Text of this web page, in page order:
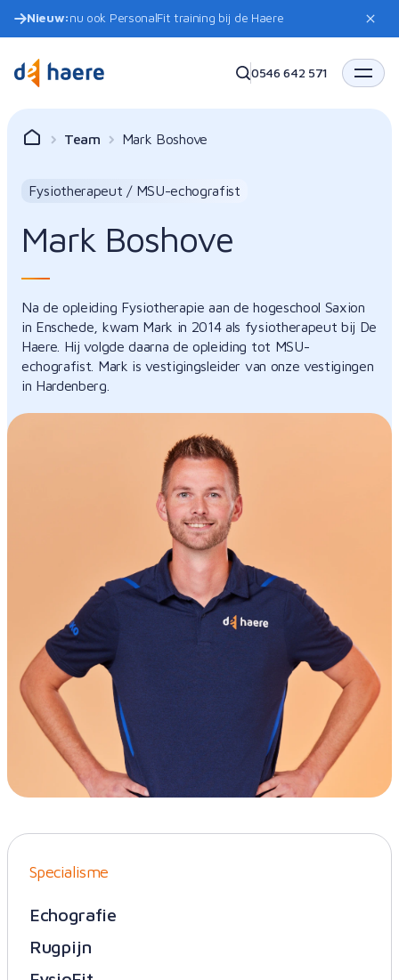
Nieuw:nu ook PersonalFit training bij de Haere
0546 642 571
Team Mark Boshove
Fysiotherapeut / MSU-echografist
Mark Boshove
Na de opleiding Fysiotherapie aan de hogeschool Saxion
in Enschede, kwam Mark in 2014 als fysiotherapeut bij De
Haere. Hij volgde daarna de opleiding tot MSU-
echografist. Mark is vestigingsleider van onze vestigingen
in Hardenberg.
Specialisme
Echografie
Rugpijn